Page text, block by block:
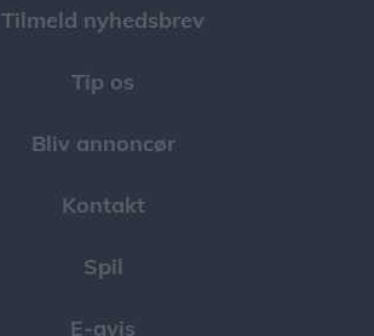
Tilmeld nyhedsbrev
Tip os
Bliv annoncør
Kontakt
Spil
E-avis